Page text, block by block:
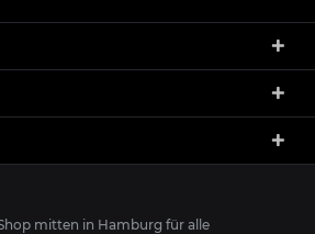
mitten in Hamburg für alle